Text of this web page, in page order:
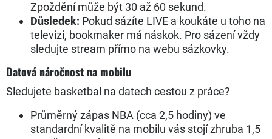
Zpoždění může být 30 až 60 sekund.
Důsledek: Pokud sázíte LIVE a koukáte u toho na
televizi, bookmaker má náskok. Pro sázení vždy
sledujte stream přímo na webu sázkovky.
Datová náročnost na mobilu
Sledujete basketbal na datech cestou z práce?
Průměrný zápas NBA (cca 2,5 hodiny) ve
standardní kvalitě na mobilu vás stojí zhruba 1,5